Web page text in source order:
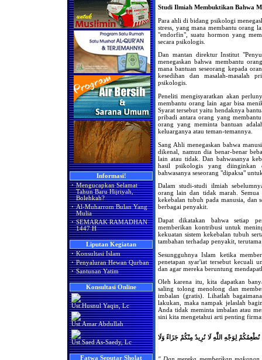
Informasi!
· Mengucapkan Selamat
Tahun Baru Hijriyah,
Bolehkah?
· Al-Muharrom Bulan Yang
Mulia
· SEMARAK RAMADHAN
1447 H
Liputan Kegiatan
· Konsultasi Islam
· Penyaluran Hewan Qurban
· Santunan Yatim
Konsultasi Online
Ust.Husnul Yaqin, Lc
Ust.Amar Abdullah
Ust.Saed As-Saedy, Lc
Fatwa Seputar Sholat
Studi Ilmiah Membuktikan Bahwa
Para ahli di bidang psikologi
stress, yang mana membantu orang
"endorfin", suatu hormon yang
secara psikologis.
Dan mantan direktur Institut
menegaskan bahwa membantu
mana bantuan seseorang kepada
kesedihan dan masalah-masalah
psikologis.
Peneliti mengisyaratkan akan
membantu orang lain agar bisa
Syarat tersebut yaitu hendaknya
pribadi antara orang yang
orang yang meminta bantuan
keluarganya atau teman-temannya.
Sang Ahli menegaskan bahwa
dikenal, namun dia benar-benar
lain atau tidak. Dan bahwasanya
hasil psikologis yang diinginkan
bahwasanya seseorang "dipaksa"
Dalam studi-studi ilmiah
orang lain dan tidak marah. Semua
kekebalan tubuh pada manusia, dan
berbagai penyakit.
Dapat dikatakan bahwa setiap
memberikan kontribusi untuk
kekuatan sistem kekebalan tubuh
tambahan terhadap penyakit, terutama
Sesungguhnya Islam ketika
penetapan syar'iat tersebut kecuali
dan agar mereka beruntung
Oleh karena itu, kita dapatkan
saling tolong menolong dan
imbalan (gratis). Lihatlah
lakukan, maka nampak jelaslah
Anda tidak meminta imbalan atau
sini kita mengetahui arti penting
لِوَجْهِ اللَّهِ لَا نُرِيدُ مِنْكُمْ جَزَاءً وَلَا